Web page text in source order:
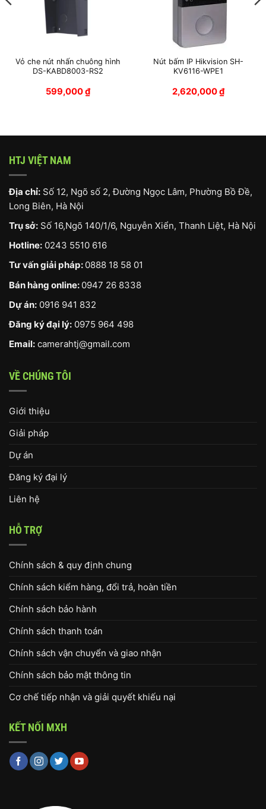
Vỏ che nút nhấn chuông hình
DS-KABD8003-RS2
599,000₫
Nút bấm IP Hikvision SH-
KV6116-WPE1
2,620,000₫
HTJ VIỆT NAM
Địa chỉ: Số 12, Ngõ số 2, Đường Ngọc Lâm, Phường Bồ Đề,
Long Biên, Hà Nội
Trụ sở: Số 16,Ngõ 140/1/6, Nguyễn Xiển, Thanh Liệt, Hà Nội
Hotline: 0243 5510 616
Tư vấn giải pháp: 0888 18 58 01
Bán hàng online: 0947 26 8338
Dự án: 0916 941 832
Đăng ký đại lý: 0975 964 498
Email: camerahtj@gmail.com
VỀ CHÚNG TÔI
Giới thiệu
Giải pháp
Dự án
Đăng ký đại lý
Liên hệ
HỖ TRỢ
Chính sách & quy định chung
Chính sách kiểm hàng, đổi trả, hoàn tiền
Chính sách bảo hành
Chính sách thanh toán
Chính sách vận chuyển và giao nhận
Chính sách bảo mật thông tin
Cơ chế tiếp nhận và giải quyết khiếu nại
KẾT NỐI MXH